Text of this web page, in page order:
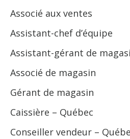
Associé aux ventes
Assistant-chef d’équipe
Assistant-gérant de
Associé de magasin
Gérant de magasin
Caissière – Québec
Conseiller vendeur –